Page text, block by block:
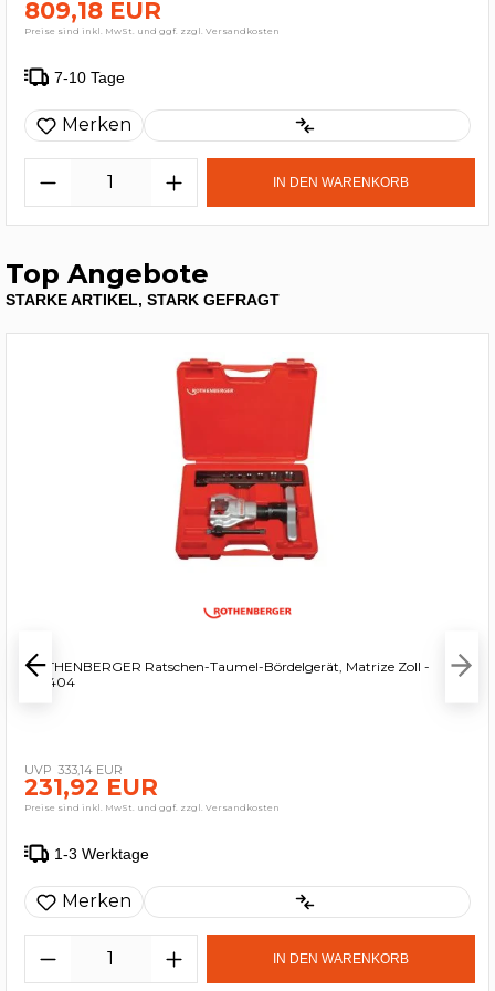
809,18 EUR
Preise sind inkl. MwSt. und ggf. zzgl. Versandkosten
7-10 Tage
Merken
IN DEN WARENKORB
Top Angebote
STARKE ARTIKEL, STARK GEFRAGT
ROTHENBERGER Ratschen-Taumel-Bördelgerät, Matrize Zoll -
222404
333,14 EUR
231,92 EUR
Preise sind inkl. MwSt. und ggf. zzgl. Versandkosten
1-3 Werktage
Merken
IN DEN WARENKORB